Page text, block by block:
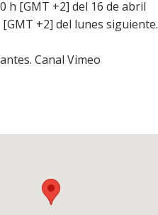
h [GMT +2] del 16 de abril
+2] del lunes siguiente.
Canal Vimeo